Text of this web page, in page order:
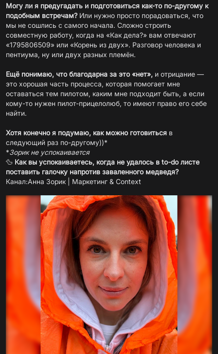
Могу ли я предугадать и подготовиться как-то по-другому к
подобным встречам? Или нужно просто порадоваться, что
мы не сошлись с самого начала. Сложно строить
совместную работу, когда на «Как дела?» вам отвечают
«1795806509» или «Корень из двух». Разговор человека и
пентиума, ну или двух разных племён.
Ещё понимаю, что благодарна за это «нет», и отрицание —
это хорошая часть процесса, которая помогает мне
оставаться тем пилотом, каким мне подходит быть, а если
кому-то нужен пилот-прицелолюб, то имеют право его себе
найти.
Хотя конечно я подумаю, как можно готовиться в
следующий раз по-другому))*
*Зорик не успокаивается
🦆 Как вы успокаиваетесь, когда не удалось в to-do листе
поставить галочку напротив заваленного медведя?
Канал:Анна Зорик | Маркетинг & Context